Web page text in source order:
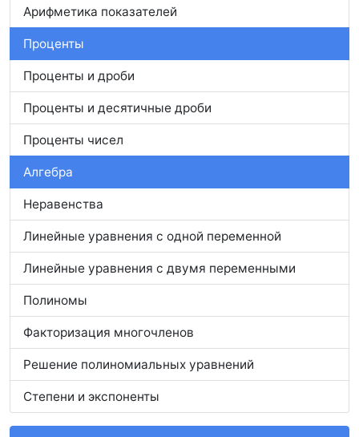
Арифметика показателей
Проценты
Проценты и дроби
Проценты и десятичные дроби
Проценты чисел
Алгебра
Неравенства
Линейные уравнения с одной переменной
Линейные уравнения с двумя переменными
Полиномы
Факторизация многочленов
Решение полиномиальных уравнений
Степени и экспоненты